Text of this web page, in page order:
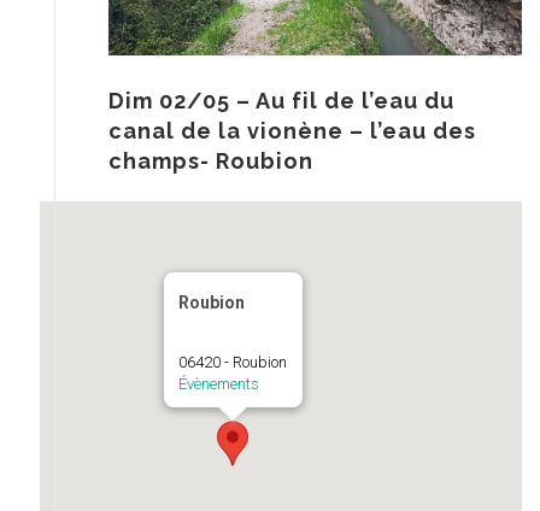
Dim 02/05 – Au fil de l’eau du
canal de la vionène – l’eau des
champs- Roubion
Roubion
06420 - Roubion
Évènements